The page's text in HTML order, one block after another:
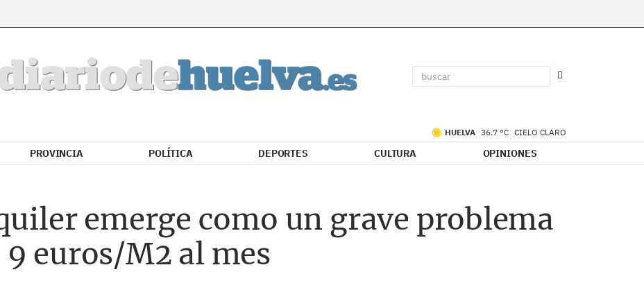
HUELVA 36.7 °C CIELO CLARO
PROVINCIA POLÍTICA DEPORTES CULTURA OPINIONES
emerge como un grave problema
euros/M2 al mes